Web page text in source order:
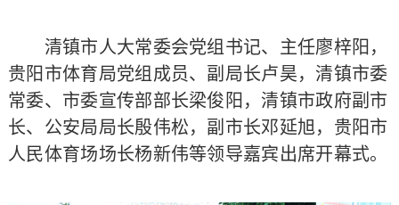
清镇市人大常委会党组书记、主任廖梓阳，
贵阳市体育局党组成员、副局长卢昊，清镇市委
常委、市委宣传部部长梁俊阳，清镇市政府副市
长、公安局局长殷伟松，副市长邓延旭，贵阳市
人民体育场场长杨新伟等领导嘉宾出席开幕式。